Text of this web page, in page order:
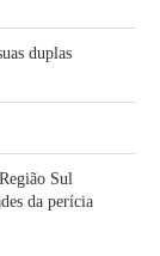
duplas
Sul
da perícia